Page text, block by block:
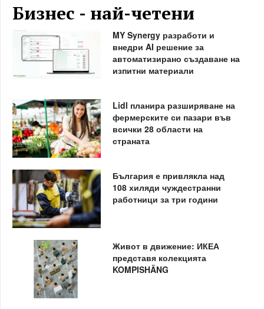
Бизнес - най-четени
MY Synergy разработи и
внедри AI решение за
автоматизирано създаване на
изпитни материали
Lidl планира разширяване на
фермерските си пазари във
всички 28 области на
страната
България е привлякла над
108 хиляди чуждестранни
работници за три години
Живот в движение: ИКЕА
представя колекцията
KOMPISHÄNG